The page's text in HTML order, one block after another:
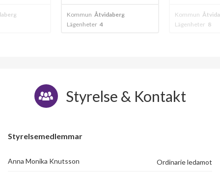
Kommun Åtvidaberg
Lägenheter 8
Kommun
Lägenheter 4
Styrelse & Kontakt
Styrelsemedlemmar
Anna Monika Knutsson Ordinarie ledamot